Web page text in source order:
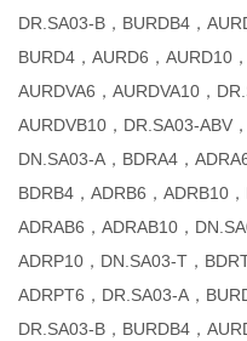
DR.SA03-B，BURDB4，
BURD4，AURD6，AURD10
AURDVA6，AURDVA10，
AURDVB10，DR.SA03-ABV
DN.SA03-A，BDRA4，
BDRB4，ADRB6，ADRB10
ADRAB6，ADRAB10，
ADRP10，DN.SA03-T，
ADRPT6，DR.SA03-A，
DR.SA03-B，BURDB4，